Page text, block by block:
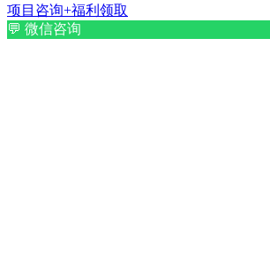
项目咨询+福利领取
💬 微信咨询